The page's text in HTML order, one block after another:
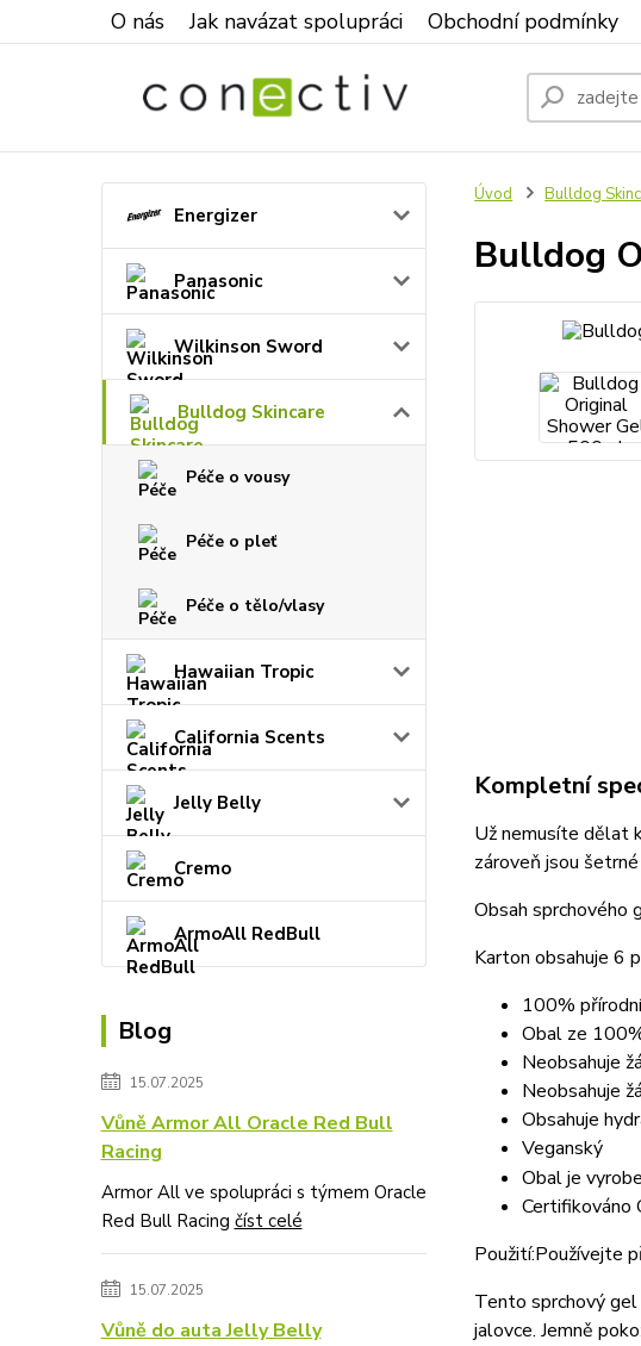
O nás Jak navázat spolupráci Obchodní podmínky
Energizer
Panasonic
Wilkinson Sword
Bulldog Skincare
Péče o vousy
Péče o pleť
Péče o tělo/vlasy
Hawaiian Tropic
California Scents
Jelly Belly
Cremo
ArmoAll RedBull
Blog
15.07.2025
Vůně Armor All Oracle Red Bull
Racing
Armor All ve spolupráci s týmem Oracle
Red Bull Racing číst celé
15.07.2025
Vůně do auta Jelly Belly
Úvod Bulldog
Bulldog
Kompletní
Už nemusíte dělat
zároveň jsou
Obsah sprchového
Karton obsahuje 6
100%
Obal ze
Neobsahuje
Neobsahuje
Obsahuje
Veganský
Obal je
Certifikováno
Použití:Používejte
Tento sprchový
jalovce. Jemně